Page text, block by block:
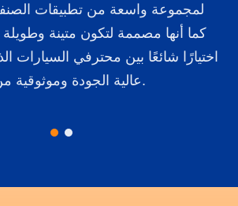
لمجموعة واسعة من تطبيقات
كما أنها مصممة لتكون متينة وطويلة
اختيارًا شائعًا بين محترفي السيارات
عالية الجودة وموثوقية من المواد الكاشطة.